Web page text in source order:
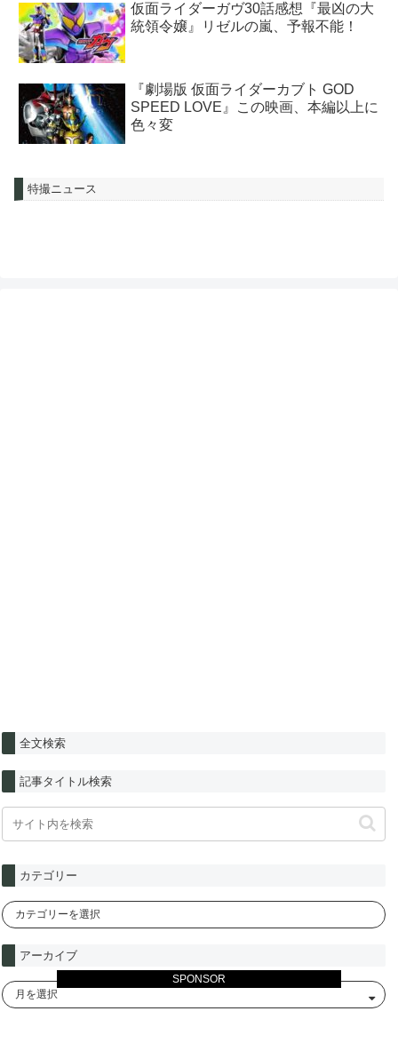
SPONSOR
仮面ライダーガヴ30話感想『最凶の大
統領令嬢』リゼルの嵐、予報不能！
『劇場版 仮面ライダーカブト GOD
SPEED LOVE』この映画、本編以上に
色々変
特撮ニュース
全文検索
記事タイトル検索
カテゴリー
アーカイブ